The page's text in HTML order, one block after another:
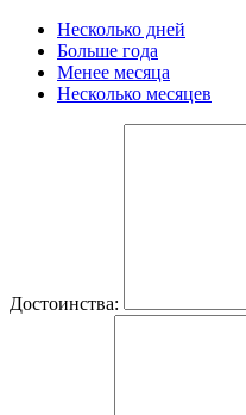
Несколько дней
Больше года
Менее месяца
Несколько месяцев
Достоинства: